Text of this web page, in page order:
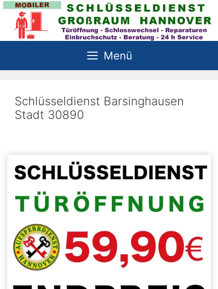
Zum
Inhalt
springen
Menü
Schlüsseldienst Barsinghausen
Stadt 30890